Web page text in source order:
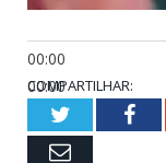
00:00
00:00
01:37
COMPARTILHAR:
Twitter
Email